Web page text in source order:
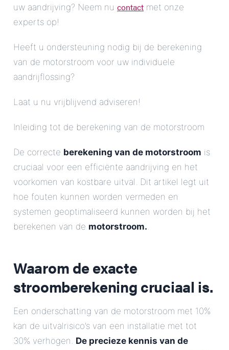
uw aandrijving? Neem nu contact met onze
experts op!
Heeft u ondersteuning nodig bij de berekening
van de motorstroom voor uw individuele
aandrijflossing?
Laat u nu vrijblijvend adviseren!
Inleiding tot de berekening van de motorstroom
De correcte berekening van de motorstroom is
cruciaal voor een efficiënte aandrijving en het
voorkomen van kostbare uitval. Dit artikel legt uit
hoe fouten kunnen worden vermeden en
systemen geoptimaliseerd kunnen worden bij het
berekenen van de motorstroom..
Waarom de exacte
stroomberekening cruciaal is.
Een onderschatting van de motorstroom met 10%
kan de uitvalrisico’s van een installatie met tot
30% verhogen. De precieze kennis van de